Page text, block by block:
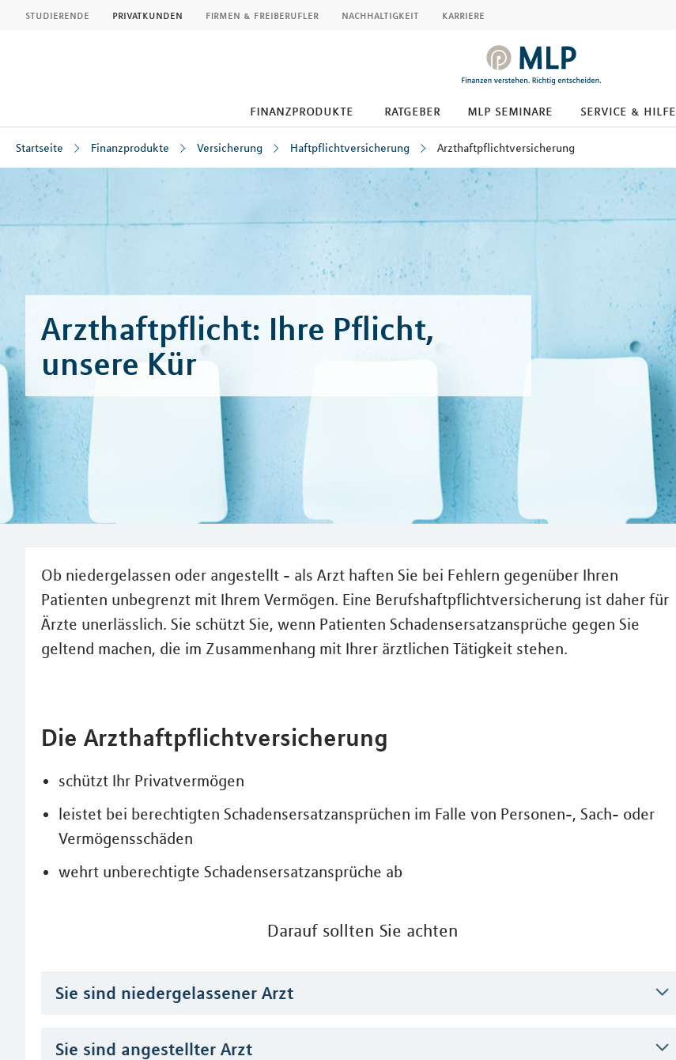
studierende privatkunden firmen & freiberufler nachhaltigkeit karriere
finanzprodukte ratgeber mlp seminare service & hilfe
Startseite Finanzprodukte Versicherung Haftpflichtversicherung Arzthaftpflichtversicherung
Inhalt
Arzthaftpflicht: Ihre Pflicht,
unsere Kür
Ob niedergelassen oder angestellt - als Arzt haften Sie bei Fehlern gegenüber Ihren
Patienten unbegrenzt mit Ihrem Vermögen. Eine Berufshaftpflichtversicherung ist daher für
Ärzte unerlässlich. Sie schützt Sie, wenn Patienten Schadensersatzansprüche gegen Sie
geltend machen, die im Zusammenhang mit Ihrer ärztlichen Tätigkeit stehen.
Die Arzthaftpflichtversicherung
schützt Ihr Privatvermögen
leistet bei berechtigten Schadensersatzansprüchen im Falle von Personen-, Sach- oder
Vermögensschäden
wehrt unberechtigte Schadensersatzansprüche ab
Darauf sollten Sie achten
Sie sind niedergelassener Arzt
Sie sind angestellter Arzt